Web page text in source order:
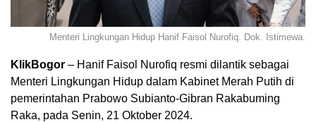
Menteri Lingkungan Hidup Hanif Faisol Nurofiq. Dok. Istimewa.
KlikBogor – Hanif Faisol Nurofiq resmi dilantik sebagai
Menteri Lingkungan Hidup dalam Kabinet Merah Putih di
pemerintahan Prabowo Subianto-Gibran Rakabuming
Raka, pada Senin, 21 Oktober 2024.